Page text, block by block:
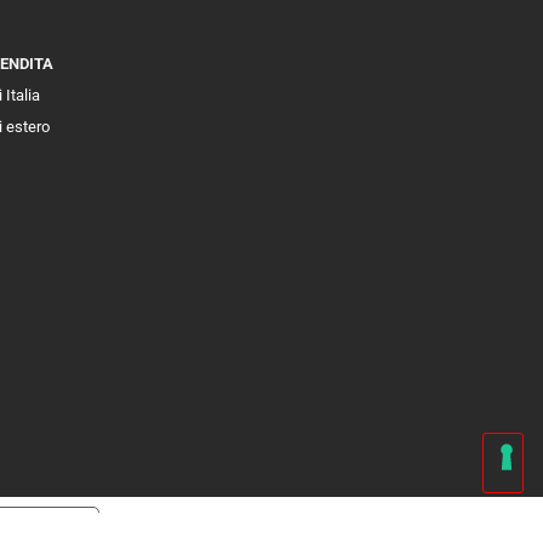
Italia
estero